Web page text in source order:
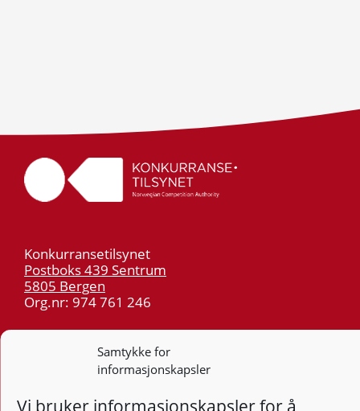
Samtykke for
informasjonskapsler
Vi bruker informasjonskapsler for å
Konkurransetilsynet
Postboks 439 Sentrum
5805 Bergen
Org.nr: 974 761 246
55 59 75 00
post@kt.no